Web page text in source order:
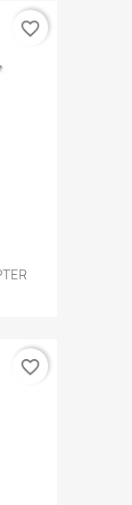
favorite_border
favorite_border